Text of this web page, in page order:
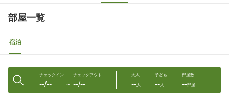
部屋一覧
宿泊
チェックイン
--/-- 〜
チェックアウト
--/--
大人
--人
子ども
--人
部屋数
--部屋